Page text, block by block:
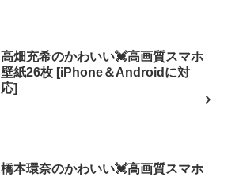
高畑充希のかわいい💓高画質スマホ
壁紙26枚 [iPhone＆Androidに対
応]
橋本環奈のかわいい💓高画質スマホ